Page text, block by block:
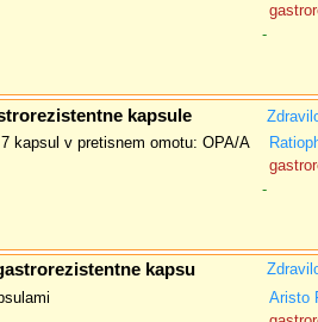
-
kapsule
kapsul v pretisnem omotu: OPA/A
-
kapsu
Aristo